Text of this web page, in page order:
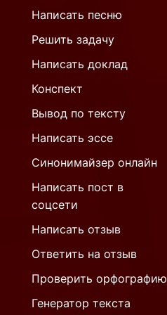
Написать песню
Решить задачу
Написать доклад
Конспект
Вывод по тексту
Написать эссе
Синонимайзер онлайн
Написать пост в
соцсети
Написать отзыв
Ответить на отзыв
Проверить орфографию
Генератор текста